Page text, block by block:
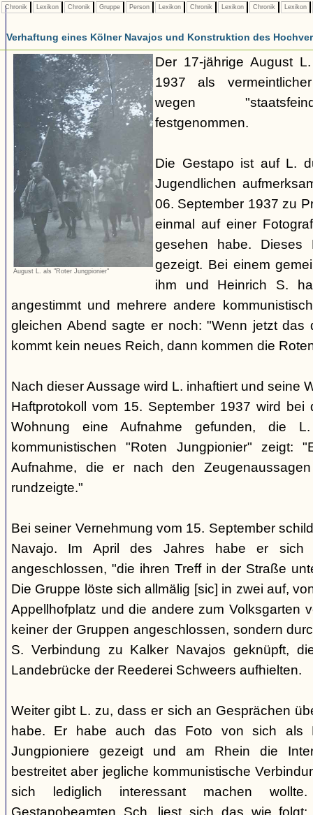
Chronik Lexikon Chronik Gruppe Person Lexikon Chronik Lexikon Chronik Lexikon
Verhaftung eines Kölner Navajos und Konstruktion des
August L. als "Roter Jungpionier"
Der 17-jährige August
1937 als
wegen
festgenommen.
Die Gestapo ist auf L.
Jugendlichen
06. September 1937 zu
einmal auf einer
gesehen habe.
gezeigt. Bei einem
ihm und Heinrich S.
angestimmt und mehrere andere
gleichen Abend sagte er noch: "Wenn jetzt das
kommt kein neues Reich, dann kommen die
Nach dieser Aussage wird L. inhaftiert und seine
Haftprotokoll vom 15. September 1937 wird bei
Wohnung eine Aufnahme gefunden, die
kommunistischen "Roten Jungpionier" zeigt:
Aufnahme, die er nach den
rundzeigte."
Bei seiner Vernehmung vom 15. September
Navajo. Im April des Jahres habe er sich
angeschlossen, "die ihren Treff in der Straße
Die Gruppe löste sich allmälig [sic] in zwei auf,
Appellhofplatz und die andere zum Volksgarten
keiner der Gruppen angeschlossen, sondern
S. Verbindung zu Kalker Navajos geknüpft,
Landebrücke der Reederei Schweers aufhielten.
Weiter gibt L. zu, dass er sich an Gesprächen
habe. Er habe auch das Foto von sich als
Jungpioniere gezeigt und am Rhein die
bestreitet aber jegliche kommunistische
sich lediglich interessant machen
Gestapobeamten Sch. liest sich das wie